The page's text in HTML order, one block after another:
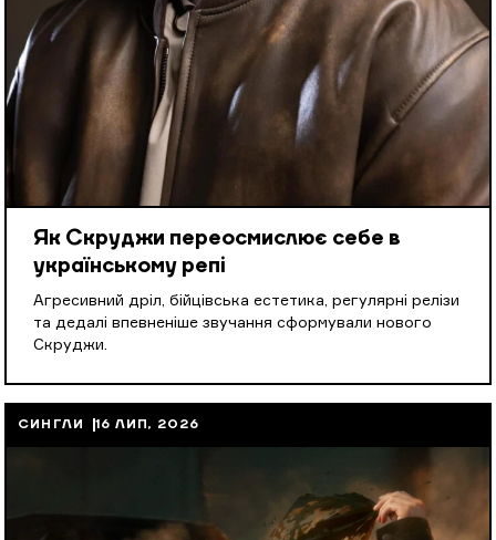
Як Скруджи переосмислює себе в
українському репі
Агресивний дріл, бійцівська естетика, регулярні релізи
та дедалі впевненіше звучання сформували нового
Скруджи.
СИНГЛИ 16 ЛИП, 2026